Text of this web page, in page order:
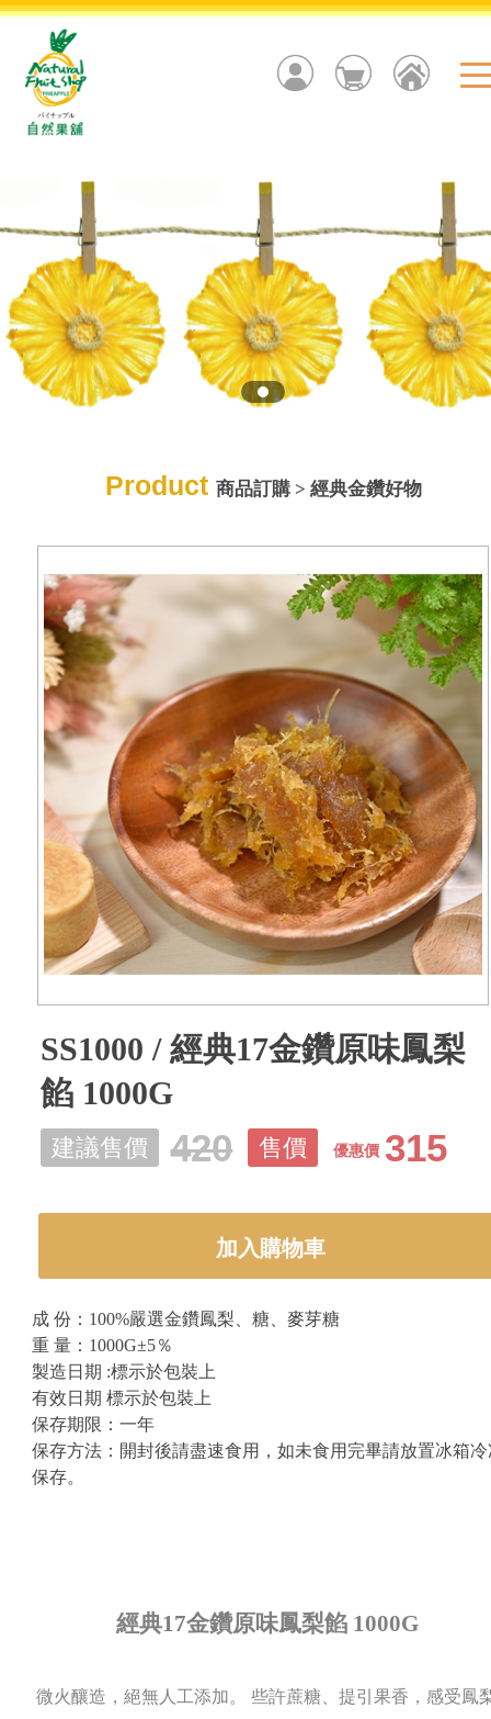
Product 商品訂購 > 經典金鑽好物
SS1000 / 經典17金鑽原味鳳梨
餡 1000G
建議售價 420 售價 優惠價 315
加入購物車
成 份：100%嚴選金鑽鳳梨、糖、麥芽糖
重 量：1000G±5％
製造日期 :標示於包裝上
有效日期 標示於包裝上
保存期限：一年
保存方法：開封後請盡速食用，如未食用完畢請放置冰箱
保存。
經典17金鑽原味鳳梨餡 1000G
微火釀造，絕無人工添加。 些許蔗糖、提引果香，感受鳳